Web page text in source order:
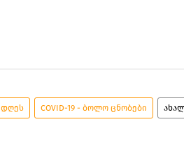
COVID-19 - ბოლო ცნობები